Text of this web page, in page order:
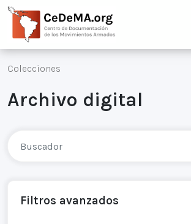
Colecciones
Archivo digital
Filtros avanzados